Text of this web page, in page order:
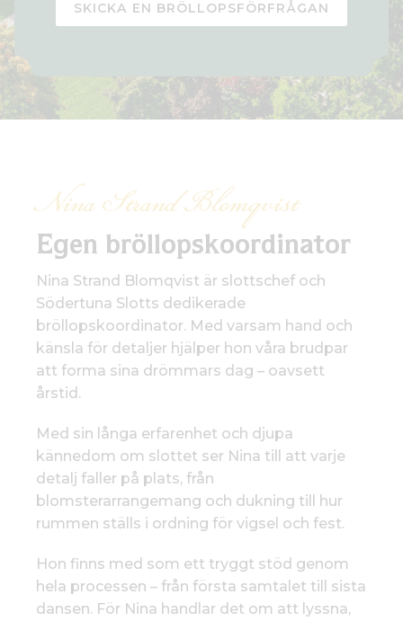
SKICKA EN BRÖLLOPSFÖRFRÅGAN
Nina Strand Blomqvist
Egen bröllopskoordinator
Nina Strand Blomqvist är slottschef och
Södertuna Slotts dedikerade
bröllopskoordinator. Med varsam hand och
känsla för detaljer hjälper hon våra brudpar
att forma sina drömmars dag – oavsett
årstid.
Med sin långa erfarenhet och djupa
kännedom om slottet ser Nina till att varje
detalj faller på plats, från
blomsterarrangemang och dukning till hur
rummen ställs i ordning för vigsel och fest.
Hon finns med som ett tryggt stöd genom
hela processen – från första samtalet till sista
dansen. För Nina handlar det om att lyssna,